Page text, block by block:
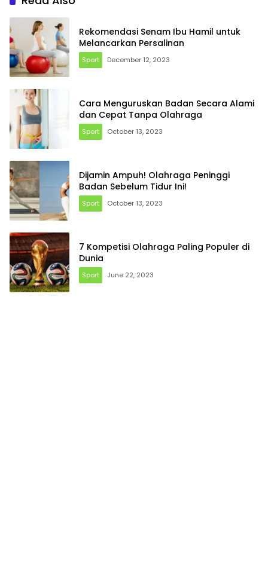
Rekomendasi Senam Ibu Hamil untuk
Melancarkan Persalinan
Sport December 12, 2023
Cara Menguruskan Badan Secara Alami
dan Cepat Tanpa Olahraga
Sport October 13, 2023
Dijamin Ampuh! Olahraga Peninggi
Badan Sebelum Tidur Ini!
Sport October 13, 2023
7 Kompetisi Olahraga Paling Populer di
Dunia
Sport June 22, 2023